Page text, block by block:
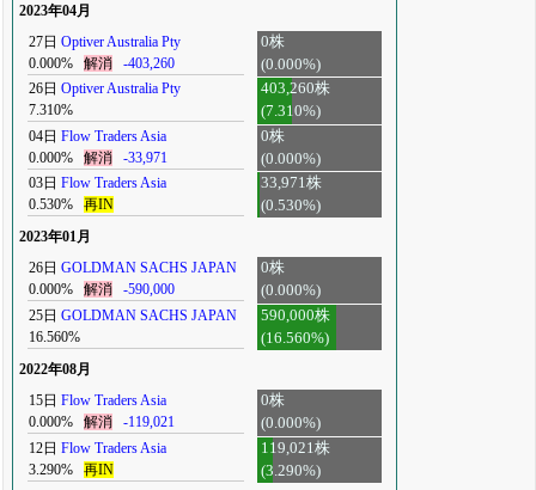
2023年04月
27日 Optiver Australia Pty
0.000%
解消 -403,260
0株
(0.000%)
26日 Optiver Australia Pty
7.310%
403,260株
(7.310%)
04日 Flow Traders Asia
0.000%
解消 -33,971
0株
(0.000%)
03日 Flow Traders Asia
0.530%
再IN
33,971株
(0.530%)
2023年01月
26日 GOLDMAN SACHS JAPAN
0.000%
解消 -590,000
0株
(0.000%)
25日 GOLDMAN SACHS JAPAN
16.560%
590,000株
(16.560%)
2022年08月
15日 Flow Traders Asia
0.000%
解消 -119,021
0株
(0.000%)
12日 Flow Traders Asia
3.290%
再IN
119,021株
(3.290%)